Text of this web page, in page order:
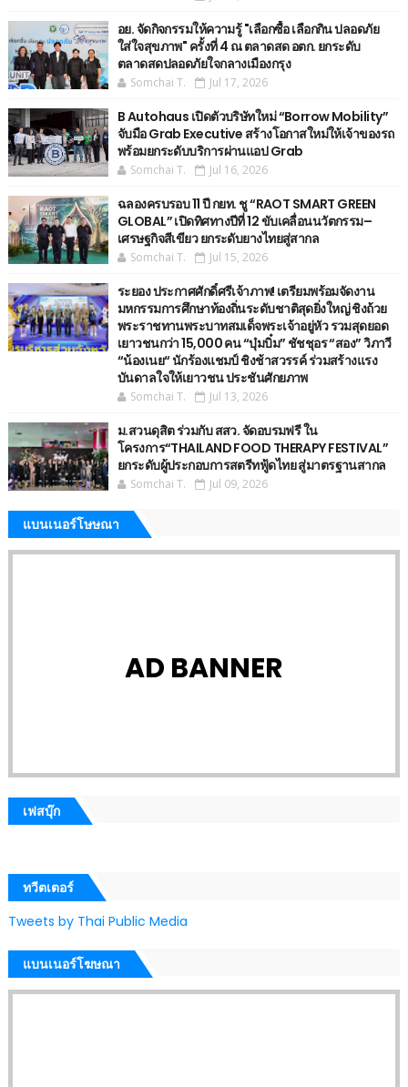
อย. จัดกิจกรรมให้ความรู้ "เลือกซื้อ เลือกกิน ปลอดภัย
ใส่ใจสุขภาพ" ครั้งที่ 4 ณ ตลาดสด อตก. ยกระดับ
ตลาดสดปลอดภัยใจกลางเมืองกรุง
Somchai T. Jul 17, 2026
B Autohaus เปิดตัวบริษัทใหม่ “Borrow Mobility”
จับมือ Grab Executive สร้างโอกาสใหม่ให้เจ้าของรถ
พร้อมยกระดับบริการผ่านแอป Grab
Somchai T. Jul 16, 2026
ฉลองครบรอบ 11 ปี กยท. ชู “RAOT SMART GREEN
GLOBAL” เปิดทิศทางปีที่ 12 ขับเคลื่อนนวัตกรรม–
เศรษฐกิจสีเขียว ยกระดับยางไทยสู่สากล
Somchai T. Jul 15, 2026
ระยอง ประกาศศักดิ์ศรีเจ้าภาพ! เตรียมพร้อมจัดงาน
มหกรรมการศึกษาท้องถิ่นระดับชาติสุดยิ่งใหญ่ ชิงถ้วย
พระราชทานพระบาทสมเด็จพระเจ้าอยู่หัว รวมสุดยอด
เยาวชนกว่า 15,000 คน “บุ๋มบิ๋ม” ชัชชุอร “สอง” วิภาวี
“น้องเนย“ นักร้องแชมป์ ชิงช้าสวรรค์ ร่วมสร้างแรง
บันดาลใจให้เยาวชน ประชันศักยภาพ
Somchai T. Jul 13, 2026
ม.สวนดุสิต ร่วมกับ สสว. จัดอบรมฟรี ใน
โครงการ“THAILAND FOOD THERAPY FESTIVAL”
ยกระดับผู้ประกอบการสตรีทฟู้ดไทย สู่มาตรฐานสากล
Somchai T. Jul 09, 2026
แบนเนอร์โษษณา
AD BANNER
เฟสบุ๊ก
ทวีตเตอร์
Tweets by Thai Public Media
แบนเนอร์โฆษณา